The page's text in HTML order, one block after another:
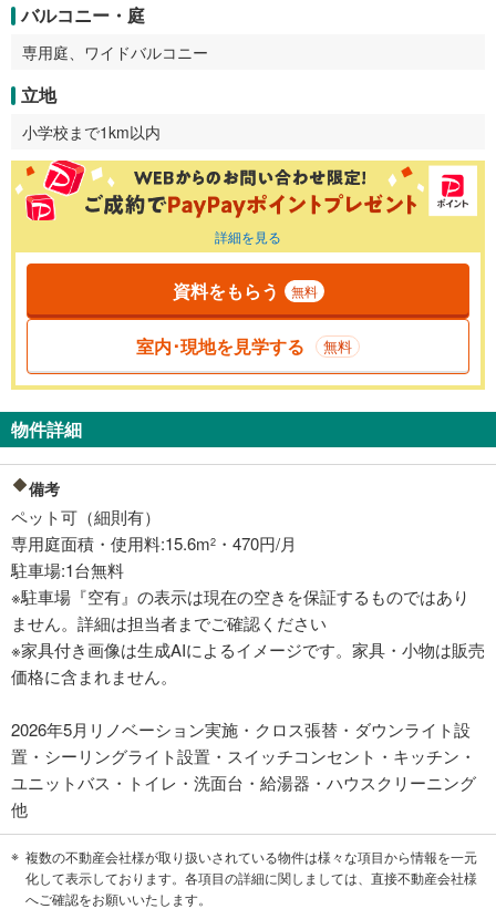
バルコニー・庭
専用庭、ワイドバルコニー
立地
小学校まで1km以内
詳細を見る
資料をもらう 無料
室内･現地を見学する 無料
物件詳細
備考
ペット可（細則有）
専用庭面積・使用料:15.6m2 ・470円/月
駐車場:1台無料
※駐車場『空有』の表示は現在の空きを保証するものではあり
ません。詳細は担当者までご確認ください
※家具付き画像は生成AIによるイメージです。家具・小物は販売
価格に含まれません。
2026年5月リノベーション実施・クロス張替・ダウンライト設
置・シーリングライト設置・スイッチコンセント・キッチン・
ユニットバス・トイレ・洗面台・給湯器・ハウスクリーニング
他
複数の不動産会社様が取り扱いされている物件は様々な項目から情報を一元
化して表示しております。各項目の詳細に関しましては、直接不動産会社様
へご確認をお願いいたします。